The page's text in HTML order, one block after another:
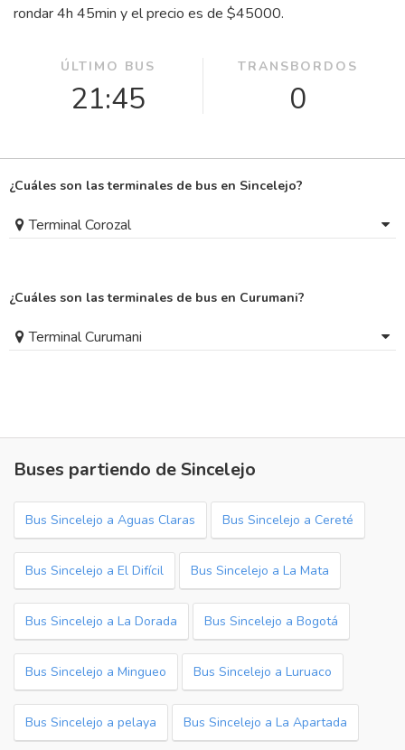
rondar 4h 45min y el precio es de $45000.
ÚLTIMO BUS
21:45
TRANSBORDOS
0
¿Cuáles son las terminales de bus en Sincelejo?
Terminal Corozal
¿Cuáles son las terminales de bus en Curumani?
Terminal Curumani
Buses partiendo de Sincelejo
Bus Sincelejo a Aguas Claras Bus Sincelejo a Cereté
Bus Sincelejo a El Difícil Bus Sincelejo a La Mata
Bus Sincelejo a La Dorada Bus Sincelejo a Bogotá
Bus Sincelejo a Mingueo Bus Sincelejo a Luruaco
Bus Sincelejo a pelaya Bus Sincelejo a La Apartada